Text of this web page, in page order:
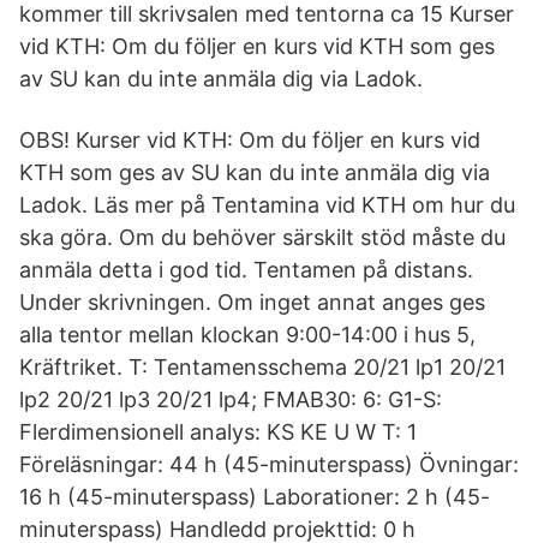
kommer till skrivsalen med tentorna ca 15 Kurser
vid KTH: Om du följer en kurs vid KTH som ges
av SU kan du inte anmäla dig via Ladok.
OBS! Kurser vid KTH: Om du följer en kurs vid
KTH som ges av SU kan du inte anmäla dig via
Ladok. Läs mer på Tentamina vid KTH om hur du
ska göra. Om du behöver särskilt stöd måste du
anmäla detta i god tid. Tentamen på distans.
Under skrivningen. Om inget annat anges ges
alla tentor mellan klockan 9:00-14:00 i hus 5,
Kräftriket. T: Tentamensschema 20/21 lp1 20/21
lp2 20/21 lp3 20/21 lp4; FMAB30: 6: G1-S:
Flerdimensionell analys: KS KE U W T: 1
Föreläsningar: 44 h (45-minuterspass) Övningar:
16 h (45-minuterspass) Laborationer: 2 h (45-
minuterspass) Handledd projekttid: 0 h